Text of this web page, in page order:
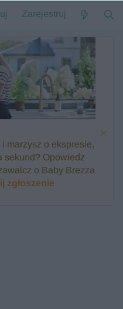
Zarejestruj
marzysz o ekspresie,
sekund? Opowiedz
o Baby Brezza
zgłoszenie